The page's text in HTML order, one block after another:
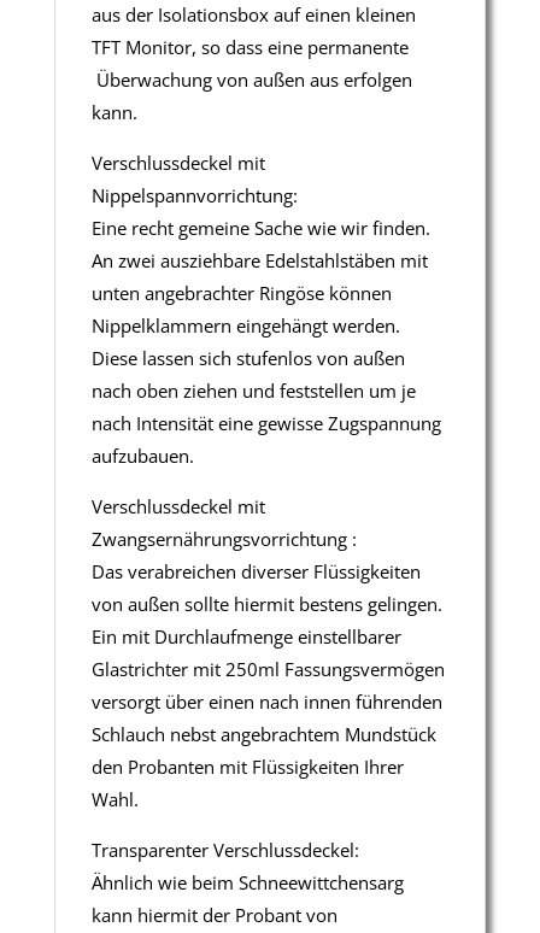
aus der Isolationsbox auf einen kleinen
TFT Monitor, so dass eine permanente
Überwachung von außen aus erfolgen
kann.
Verschlussdeckel mit
Nippelspannvorrichtung:
Eine recht gemeine Sache wie wir finden.
An zwei ausziehbare Edelstahlstäben mit
unten angebrachter Ringöse können
Nippelklammern eingehängt werden.
Diese lassen sich stufenlos von außen
nach oben ziehen und feststellen um je
nach Intensität eine gewisse Zugspannung
aufzubauen.
Verschlussdeckel mit
Zwangsernährungsvorrichtung :
Das verabreichen diverser Flüssigkeiten
von außen sollte hiermit bestens gelingen.
Ein mit Durchlaufmenge einstellbarer
Glastrichter mit 250ml Fassungsvermögen
versorgt über einen nach innen führenden
Schlauch nebst angebrachtem Mundstück
den Probanten mit Flüssigkeiten Ihrer
Wahl.
Transparenter Verschlussdeckel:
Ähnlich wie beim Schneewittchensarg
kann hiermit der Probant von